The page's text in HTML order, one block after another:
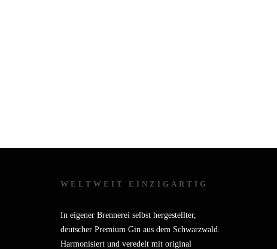
WELTWEIT EINZIGARTIG
In eigener Brennerei selbst hergestellter,
deutscher Premium Gin aus dem Schwarzwald.
Harmonisiert und veredelt mit original